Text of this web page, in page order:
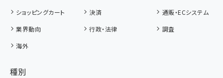
ショッピングカート
決済
通販・ECシステム
業界動向
行政・法律
調査
海外
種別